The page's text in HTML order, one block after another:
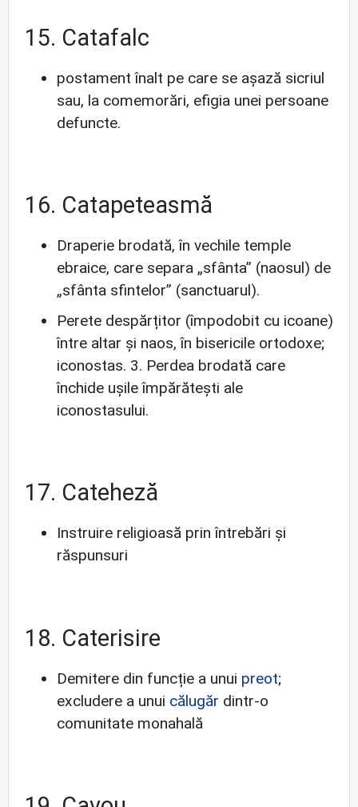
15. Catafalc
postament înalt pe care se așază sicriul
sau, la comemorări, efigia unei persoane
defuncte.
16. Catapeteasmă
Draperie brodată, în vechile temple
ebraice, care separa „sfânta” (naosul) de
„sfânta sfintelor” (sanctuarul).
Perete despărțitor (împodobit cu icoane)
între altar și naos, în bisericile ortodoxe;
iconostas. 3. Perdea brodată care
închide ușile împărătești ale
iconostasului.
17. Cateheză
Instruire religioasă prin întrebări și
răspunsuri
18. Caterisire
Demitere din funcție a unui preot;
excludere a unui călugăr dintr-o
comunitate monahală